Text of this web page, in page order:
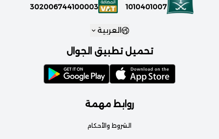
روابط مهمة
الشروط والأحكام
1010401007
302006744100003
العربية
تحميل تطبيق الجوال